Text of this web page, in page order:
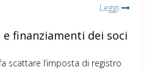
Leggi
e finanziamenti dei soci
scattare l’imposta di registro